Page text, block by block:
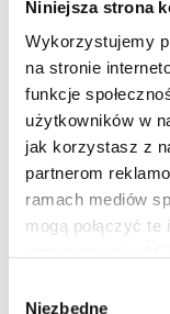
Niniejsza strona
Wykorzystujemy
na stronie
funkcje
użytkowników w
jak korzystasz z
partnerom
ramach mediów
mogą połączyć
polityce cookies
Niezbędne
Rola lidera IT
skutecznie
Inspirując się